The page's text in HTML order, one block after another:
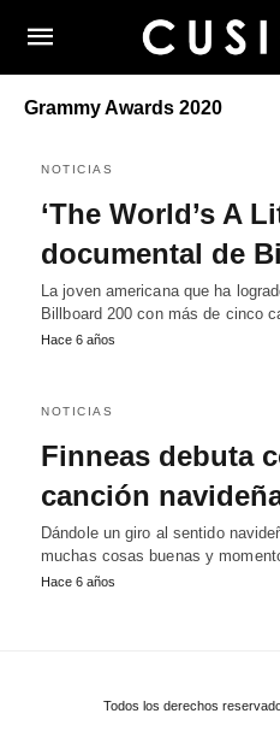
Grammy Awards 2020
NOTICIAS
‘The World’s A
documental de
La joven americana que ha
Billboard 200 con más de cinco
Hace 6 años
NOTICIAS
Finneas debuta
canción
Dándole un giro al sentido
muchas cosas buenas y
Hace 6 años
Todos los derechos